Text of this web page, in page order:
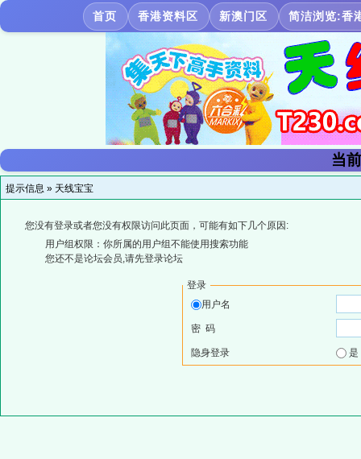
首页 香港资料区 新澳门区 简洁浏览:香
当
提示信息 » 天线宝宝
您没有登录或者您没有权限访问此页面，可能有如下几个原因:
用户组权限：你所属的用户组不能使用搜索功能
您还不是论坛会员,请先登录论坛
登录
用户名
密 码
隐身登录